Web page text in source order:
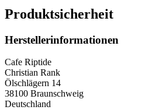
Produktsicherheit
Herstellerinformationen
Cafe Riptide
Christian Rank
Ölschlägern 14
38100 Braunschweig
Deutschland